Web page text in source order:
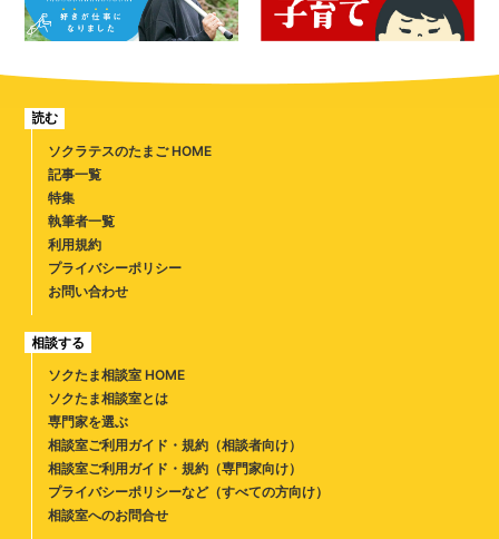
読む
ソクラテスのたまご HOME
記事一覧
特集
執筆者一覧
利用規約
プライバシーポリシー
お問い合わせ
相談する
ソクたま相談室 HOME
ソクたま相談室とは
専門家を選ぶ
相談室ご利用ガイド・規約（相談者向け）
相談室ご利用ガイド・規約（専門家向け）
プライバシーポリシーなど（すべての方向け）
相談室へのお問合せ